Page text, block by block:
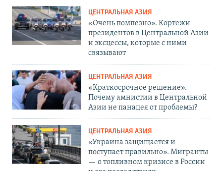
ЦЕНТРАЛЬНАЯ АЗИЯ
«Очень помпезно». Кортежи
президентов в Центральной Азии
и эксцессы, которые с ними
связывают
ЦЕНТРАЛЬНАЯ АЗИЯ
«Краткосрочное решение».
Почему амнистии в Центральной
Азии не панацея от проблемы?
ЦЕНТРАЛЬНАЯ АЗИЯ
«Украина защищается и
поступает правильно». Мигранты
— о топливном кризисе в России